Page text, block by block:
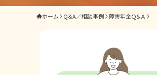
外出困難でもOK
ホーム Q＆A／相談事例 障害年金Ｑ＆Ａ